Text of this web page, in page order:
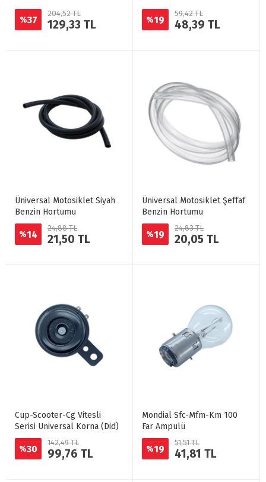
%37
204,52 TL
129,33 TL %19
59,42 TL
48,39 TL
Üniversal Motosiklet Siyah
Benzin Hortumu
%14
24,88 TL
21,50 TL
Üniversal Motosiklet Şeffaf
Benzin Hortumu
%19
24,83 TL
20,05 TL
Cup-Scooter-Cg Vitesli
Serisi Universal Korna (Did)
%30
142,49 TL
99,76 TL
Mondial Sfc-Mfm-Km 100
Far Ampulü
%19
51,51 TL
41,81 TL